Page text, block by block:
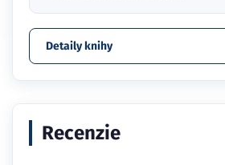
Detaily knihy
Recenzie